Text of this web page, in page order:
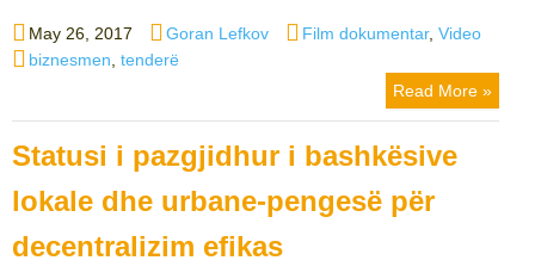
Posted
on
May 26, 2017 Author
Goran Lefkov Categories
Film dokumentar, Video
Tags
biznesmen tenderë
Read More »
Statusi i pazgjidhur i bashkësive
lokale dhe urbane-pengesë për
decentralizim efikas